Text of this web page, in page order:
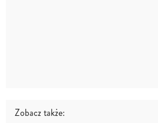
Zobacz także: